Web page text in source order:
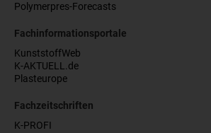
Polymerpres-Forecasts
Fachinformationsportale
KunststoffWeb
K-AKTUELL.de
Plasteurope
Fachzeitschriften
K-PROFI